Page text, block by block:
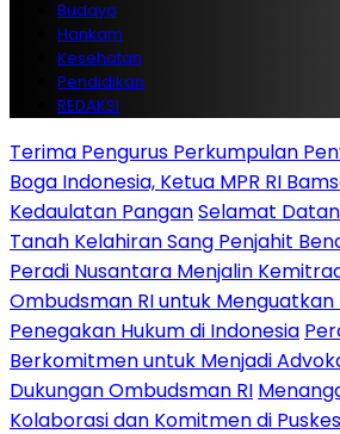
Budaya
Hankam
Kesehatan
Pendidikan
REDAKSI
Terima Pengurus Perkumpulan
Boga Indonesia, Ketua MPR RI
Kedaulatan PanganSelamat
Tanah Kelahiran Sang Penjahit
Peradi Nusantara Menjalin
Ombudsman RI untuk
Penegakan Hukum di Indonesia
Berkomitmen untuk Menjadi
Dukungan Ombudsman RI
Kolaborasi dan Komitmen di